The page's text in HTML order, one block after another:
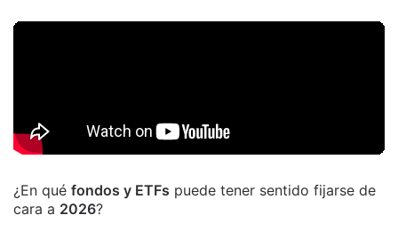
¿En qué fondos y ETFs puede tener sentido fijarse de
cara a 2026?